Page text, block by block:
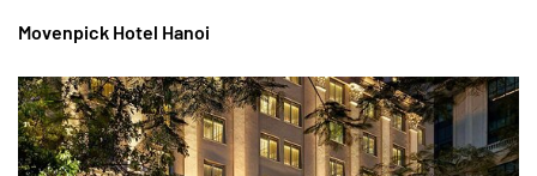
Movenpick Hotel Hanoi